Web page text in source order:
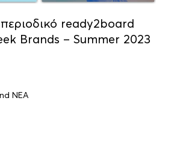
ready2board
Brands – Summer 2023
ΝΕΑ